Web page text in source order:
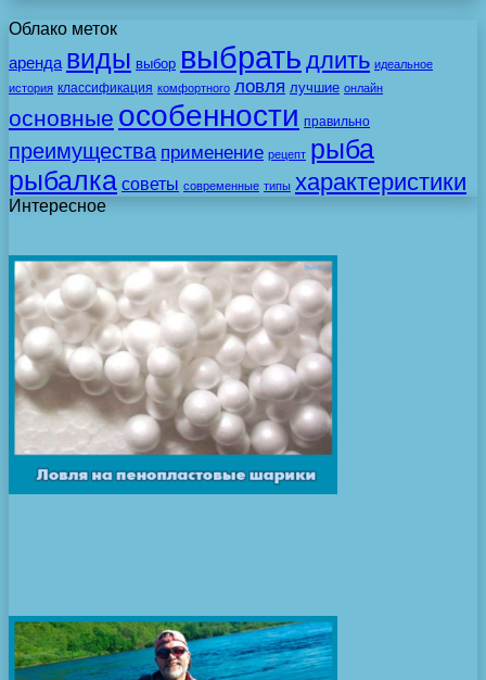
Облако меток
аренда виды выбор выбрать длить идеальное
история классификация комфортного ловля лучшие онлайн
основные особенности правильно
преимущества применение рецепт рыба
рыбалка советы современные типы характеристики
Интересное